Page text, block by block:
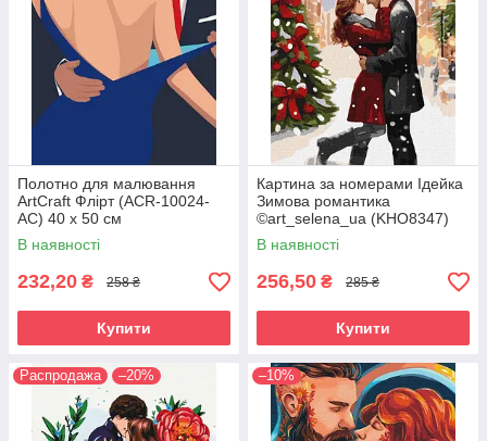
Полотно для малювання
ArtCraft Флірт (ACR-10024-
AC) 40 х 50 см
В наявності
232,20 ₴ 258 ₴
Купити
Картина за номерами Ідейка
Зимова романтика
©art_selena_ua (KHO8347)
40 х 50 см
В наявності
256,50 ₴ 285 ₴
Купити
Распродажа –20% –10%